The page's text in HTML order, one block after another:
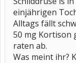
einjährigen
Alltags fällt
50 mg Kortison
raten ab.
Was meint ihr?